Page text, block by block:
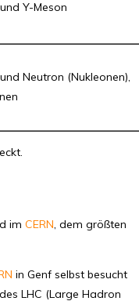
Y-Meson
Neutron (Nukleonen),
im CERN, dem größten
in Genf selbst besucht
LHC (Large Hadron